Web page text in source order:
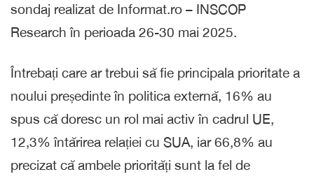
sondaj realizat de Informat.ro – INSCOP
Research în perioada 26-30 mai 2025.
Întrebați care ar trebui să fie principala prioritate a
noului președinte în politica externă, 16% au
spus că doresc un rol mai activ în cadrul UE,
12,3% întărirea relației cu SUA, iar 66,8% au
precizat că ambele priorități sunt la fel de